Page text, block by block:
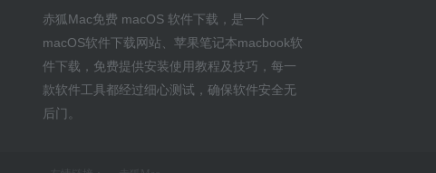
赤狐Mac免费 macOS 软件下载 ，是一个
macOS软件下载网站
苹果笔记本macbook软
件下载 ，免费提供安装使用教程及技巧 ，每一
款软件工具都经过细心测试，确保软件安全无
后门。